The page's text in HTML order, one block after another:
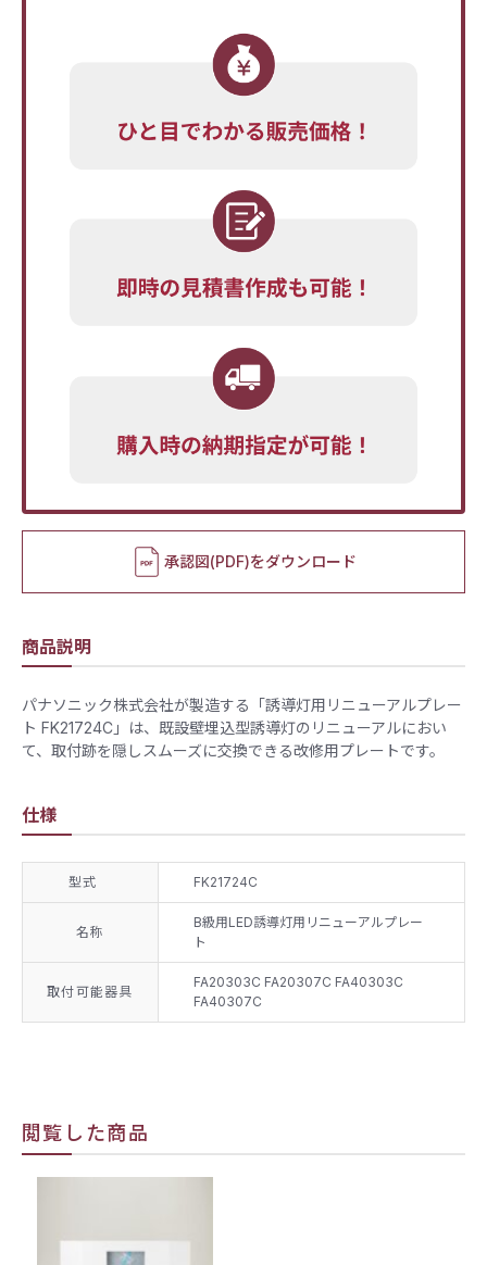
承認図(PDF)をダウンロード
商品説明
パナソニック株式会社が製造する「誘導灯用リニューアルプレー
ト FK21724C」は、既設壁埋込型誘導灯のリニューアルにおい
て、取付跡を隠しスムーズに交換できる改修用プレートです。
仕様
型式 FK21724C
名称
B級用LED誘導灯用リニューアルプレー
ト
取付可能器具
FA20303C FA20307C FA40303C
FA40307C
閲覧した商品